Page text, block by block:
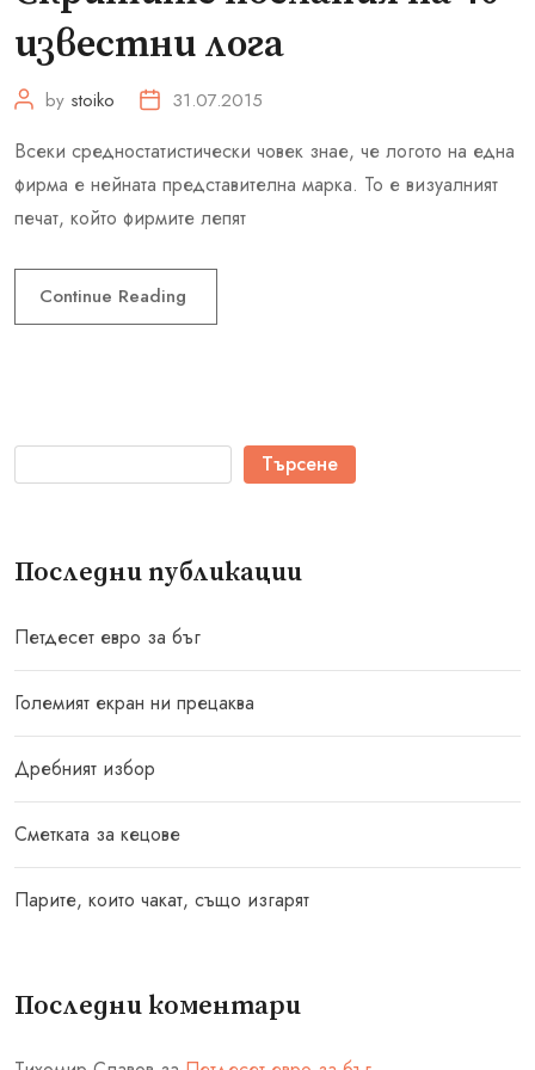
известни лога
by stoiko 31.07.2015
Всеки средностатистически човек знае, че логото на една
фирма е нейната представителна марка. То е визуалният
печат, който фирмите лепят
Continue Reading
Търсене
Последни публикации
Петдесет евро за бъг
Големият екран ни прецаква
Дребният избор
Сметката за кецове
Парите, които чакат, също изгарят
Последни коментари